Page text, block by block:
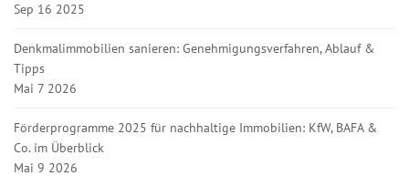
Sep 16 2025
Denkmalimmobilien sanieren: Genehmigungsverfahren, Ablauf &
Tipps
Mai 7 2026
Förderprogramme 2025 für nachhaltige Immobilien: KfW, BAFA &
Co. im Überblick
Mai 9 2026